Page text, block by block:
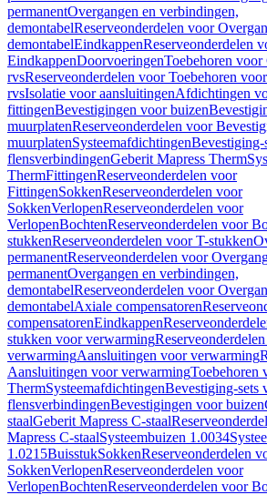
permanentOvergangen en verbindingen,
demontabelReserveonderdelen voor
demontabelEindkappenReserveonderdelen
EindkappenDoorvoeringenToebehoren voor
rvsReserveonderdelen voor Toebehoren
rvsIsolatie voor aansluitingenAfdichtingen
fittingenBevestigingen voor buizen
muurplatenReserveonderdelen voor
muurplatenSysteemafdichtingenBevestiging-
flensverbindingenGeberit Mapress Therm
ThermFittingenReserveonderdelen voor
FittingenSokkenReserveonderdelen voor
SokkenVerlopenReserveonderdelen voor
VerlopenBochtenReserveonderdelen voor
stukkenReserveonderdelen voor T-stukken
permanentReserveonderdelen voor
permanentOvergangen en verbindingen,
demontabelReserveonderdelen voor
demontabelAxiale compensatoren
compensatorenEindkappen
stukken voor verwarming
verwarmingAansluitingen voor verwarming
Aansluitingen voor verwarmingToebehoren
ThermSysteemafdichtingenBevestiging-sets
flensverbindingenBevestigingen voor buizen
staalGeberit Mapress C-staal
Mapress C-staalSysteembuizen 1.0034
1.0215BuisstukSokkenReserveonderdelen
SokkenVerlopenReserveonderdelen voor
VerlopenBochtenReserveonderdelen voor